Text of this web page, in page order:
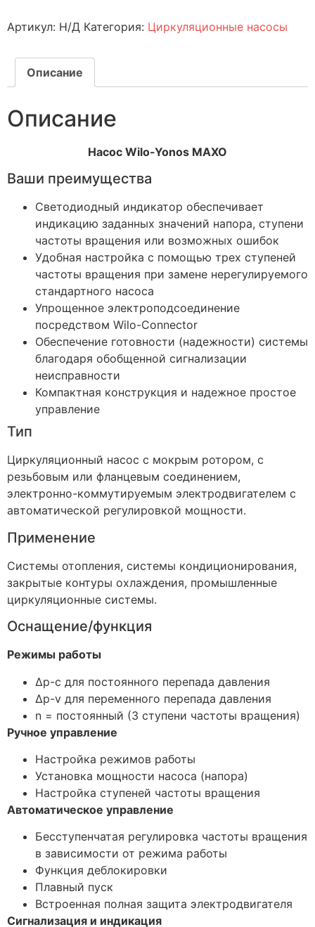
Артикул: Н/Д Категория: Циркуляционные насосы
Описание
Описание
Насос Wilo-Yonos MAXO
Ваши преимущества
Светодиодный индикатор обеспечивает
индикацию заданных значений напора, ступени
частоты вращения или возможных ошибок
Удобная настройка с помощью трех ступеней
частоты вращения при замене нерегулируемого
стандартного насоса
Упрощенное электроподсоединение
посредством Wilo-Connector
Обеспечение готовности (надежности) системы
благодаря обобщенной сигнализации
неисправности
Компактная конструкция и надежное простое
управление
Тип
Циркуляционный насос с мокрым ротором, с
резьбовым или фланцевым соединением,
электронно-коммутируемым электродвигателем с
автоматической регулировкой мощности.
Применение
Системы отопления, системы кондиционирования,
закрытые контуры охлаждения, промышленные
циркуляционные системы.
Оснащение/функция
Режимы работы
Δp-c для постоянного перепада давления
Δp-v для переменного перепада давления
n = постоянный (3 ступени частоты вращения)
Ручное управление
Настройка режимов работы
Установка мощности насоса (напора)
Настройка ступеней частоты вращения
Автоматическое управление
Бесступенчатая регулировка частоты вращения
в зависимости от режима работы
Функция деблокировки
Плавный пуск
Встроенная полная защита электродвигателя
Сигнализация и индикация